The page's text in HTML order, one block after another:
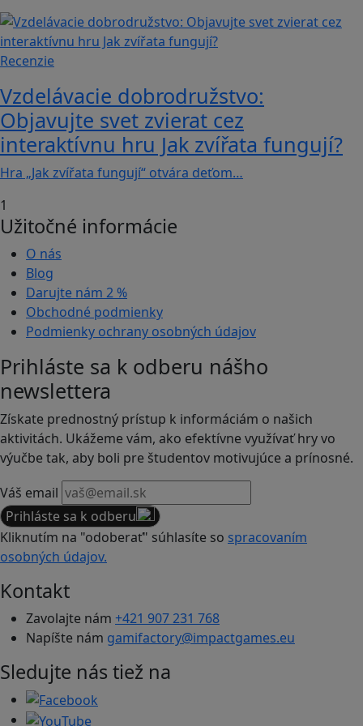
Recenzie
Vzdelávacie dobrodružstvo:
Objavujte svet zvierat cez
interaktívnu hru Jak zvířata fungují?
Hra „Jak zvířata fungují“ otvára deťom…
1
Užitočné informácie
O nás
Blog
Darujte nám 2 %
Obchodné podmienky
Podmienky ochrany osobných údajov
Prihláste sa k odberu nášho
newslettera
Získate prednostný prístup k informáciám o našich
aktivitách. Ukážeme vám, ako efektívne využívať hry vo
výučbe tak, aby boli pre študentov motivujúce a prínosné.
Váš email
Prihláste sa k odberu
Kliknutím na "odoberať" súhlasíte so spracovaním
osobných údajov.
Kontakt
Zavolajte nám +421 907 231 768
Napíšte nám gamifactory@impactgames.eu
Sledujte nás tiež na